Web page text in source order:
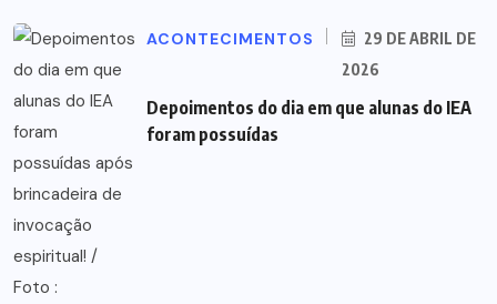
ACONTECIMENTOS
29 DE ABRIL DE
2026
Depoimentos do dia em que alunas do IEA
foram possuídas